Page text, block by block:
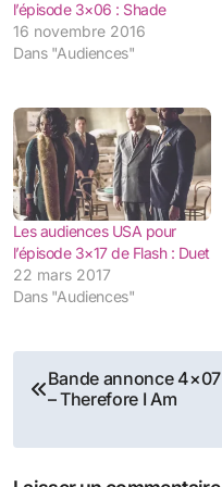
l’épisode 3×06 : Shade
16 novembre 2016
Dans "Audiences"
Les audiences USA pour
l’épisode 3×17 de Flash : Duet
22 mars 2017
Dans "Audiences"
Navigation
l’article
Bande annonce 4×07
– Therefore I Am